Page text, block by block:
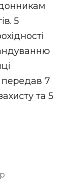
5
7
та 5